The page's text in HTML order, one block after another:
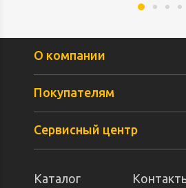
О компании
Покупателям
Сервисный центр
Каталог